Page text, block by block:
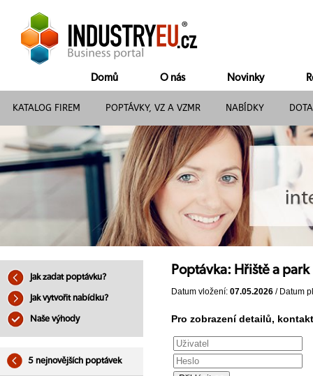
Domů O nás Novinky
KATALOG FIREM POPTÁVKY, VZ A VZMR NABÍDKY
Jak zadat poptávku?
Jak vytvořit nabídku?
Naše výhody
5 nejnovějších poptávek
Poptávka: Hřiště a park
Datum vložení: 07.05.2026 / Datum
Pro zobrazení detailů,